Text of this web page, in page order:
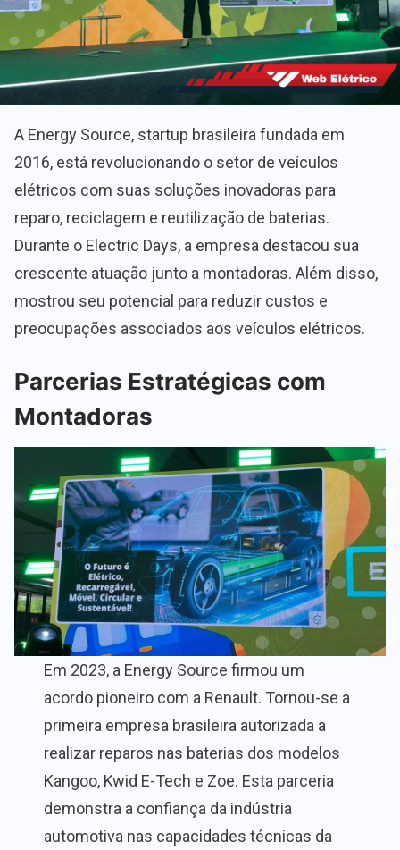
A Energy Source, startup brasileira fundada em
2016, está revolucionando o setor de veículos
elétricos com suas soluções inovadoras para
reparo, reciclagem e reutilização de baterias.
Durante o Electric Days, a empresa destacou sua
crescente atuação junto a montadoras. Além disso,
mostrou seu potencial para reduzir custos e
preocupações associados aos veículos elétricos.
Parcerias Estratégicas com
Montadoras
Em 2023, a Energy Source firmou um
acordo pioneiro com a Renault. Tornou-se a
primeira empresa brasileira autorizada a
realizar reparos nas baterias dos modelos
Kangoo, Kwid E-Tech e Zoe. Esta parceria
demonstra a confiança da indústria
automotiva nas capacidades técnicas da